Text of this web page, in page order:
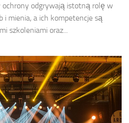
ochrony odgrywają istotną rolę w
i mienia, a ich kompetencje są
szkoleniami oraz...